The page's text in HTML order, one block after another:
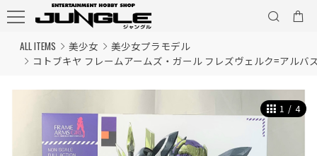
ALL ITEMS 美少女
美少女プラモデル
コトブキヤ フレームアームズ・ガール フレズヴェルク=アルバ
1 / 4